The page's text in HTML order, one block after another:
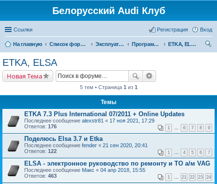
Белорусский Audi Клуб
Ссылки Вход
Регистрация
На главную Список форумов Эксплуатация автомобиля Программы для диагностики авто
ETKA, ELSA
ETKA, ELSA
Новая Тема
5 тем • Страница 1 из 1
Темы
ETKA 7.3 Plus International 07/2011 + Online Updates
Последнее сообщение alexstr81 « 17 ноя 2021, 17:29
Ответов: 176 1 ... 6 7 8 9
Поделюсь Elsa 3.7 и Etka
Последнее сообщение fender « 21 сен 2020, 20:41
Ответов: 122 1 ... 4 5 6 7
ELSA - электронное руководство по ремонту и ТО а/м VAG
Последнее сообщение Макс « 04 апр 2018, 15:55
Ответов: 463 1 ... 21 22 23 24